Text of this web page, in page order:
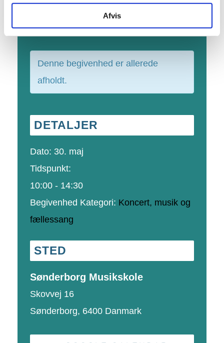
Afvis
Denne begivenhed er allerede
afholdt.
DETALJER
Dato: 30. maj
Tidspunkt:
10:00 - 14:30
Begivenhed Kategori: Koncert, musik og
fællessang
STED
Sønderborg Musikskole
Skovvej 16
Sønderborg, 6400 Danmark